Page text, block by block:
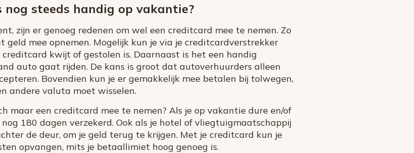
steeds handig op vakantie?
zijn er genoeg redenen om wel een creditcard mee te nemen. Zo
mee opnemen. Mogelijk kun je via je creditcardverstrekker
kwijt of gestolen is. Daarnaast is het een handig
auto gaat rijden. De kans is groot dat autoverhuurders alleen
Bovendien kun je er gemakkelijk mee betalen bij tolwegen,
andere valuta moet wisselen.
maar een creditcard mee te nemen? Als je op vakantie dure en/of
180 dagen verzekerd. Ook als je hotel of vliegtuigmaatschappij
de deur, om je geld terug te krijgen. Met je creditcard kun je
opvangen, mits je betaallimiet hoog genoeg is.